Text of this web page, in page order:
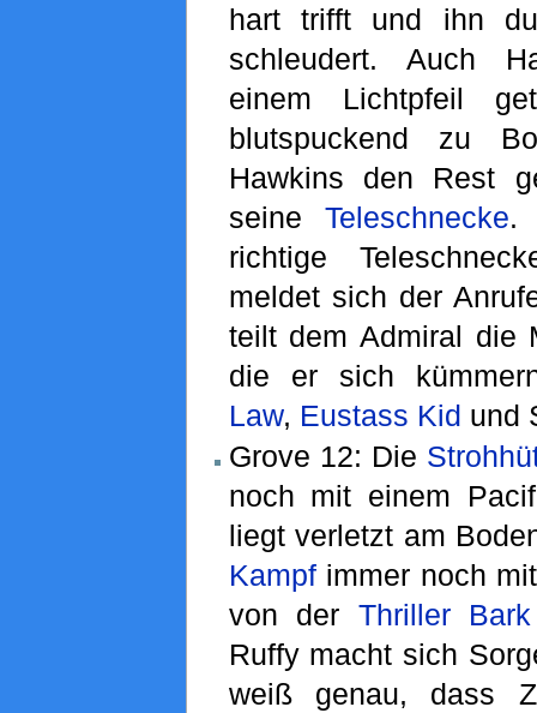
hart trifft und ihn
schleudert. Auch
einem Lichtpfeil
blutspuckend zu
Hawkins den Rest
seineTeleschnecke.
richtige
meldet sich der
teilt dem Admiral die
die er sich
Law, Eustass Kid und
Grove 12: Die
noch mit einem
liegt verletzt am
Kampfimmer noch
von der Thriller Bark
Ruffy macht sich
weiß genau, dass